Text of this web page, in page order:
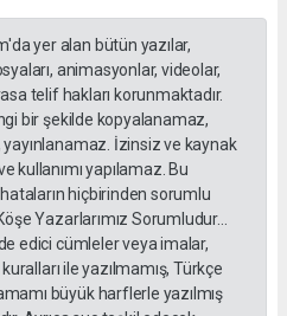
yer alan bütün yazılar,
animasyonlar, videolar,
telif hakları korunmaktadır.
bir şekilde kopyalanamaz,
İzinsiz ve kaynak
kullanımı yapılamaz. Bu
hiçbirinden sorumlu
Yazarlarımız Sorumludur...
edici cümleler veya imalar,
ile yazılmamış, Türkçe
büyük harflerle yazılmış